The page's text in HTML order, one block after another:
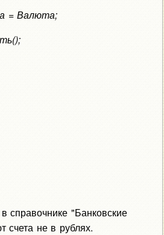
= Валюта;
справочнике "Банковские
счета не в рублях.